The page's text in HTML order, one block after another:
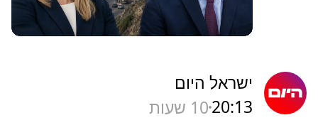
ישראל היום
20:1310 שעות